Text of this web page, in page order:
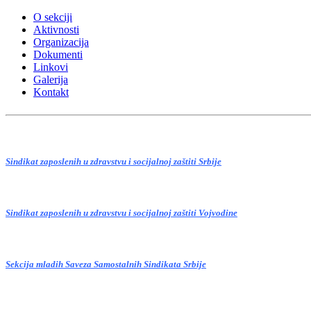
O sekciji
Aktivnosti
Organizacija
Dokumenti
Linkovi
Galerija
Kontakt
Sindikat zaposlenih u zdravstvu i socijalnoj zaštiti Srbije
Sindikat zaposlenih u zdravstvu i socijalnoj zaštiti Vojvodine
Sekcija mladih Saveza Samostalnih Sindikata Srbije
© Sekcija mladih Sindikata